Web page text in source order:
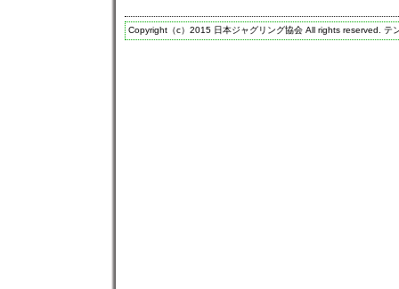
Copyright（c）2015 日本ジャグリング協会 All rights reserved. テ